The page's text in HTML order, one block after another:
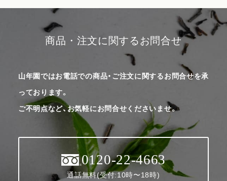
商品・注文に関するお問合せ
山年園ではお電話での商品・ご注文に関するお問合せを承
っております。
ご不明点など、お気軽にお問合せくださいませ。
0120-22-4663
通話無料(受付:10時〜18時)